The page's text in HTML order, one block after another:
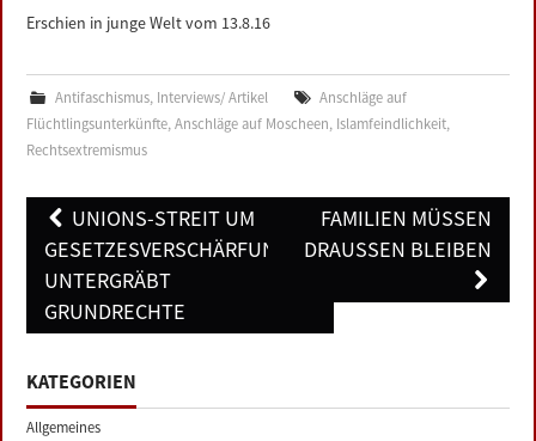
Erschien in junge Welt vom 13.8.16
Antifaschismus, Interviews/ Artikel
Anschläge auf
Flüchtlingsunterkünfte,Anschläge auf Moscheen, Islamfeindlichkeit,
Rechtsextremismus
Post
navigation
UNIONS-STREIT UM
GESETZESVERSCHÄRFUNGEN
UNTERGRÄBT
GRUNDRECHTE
FAMILIEN MÜSSEN
DRAUSSEN BLEIBEN
KATEGORIEN
Allgemeines